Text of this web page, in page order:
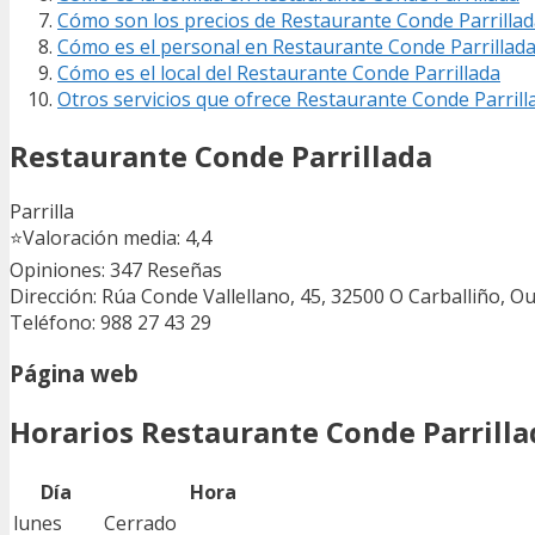
Cómo son los precios de Restaurante Conde
Cómo es el personal en Restaurante Conde Parrillada
Cómo es el local del Restaurante Conde Parrillada
Otros servicios que ofrece Restaurante Conde
Restaurante Conde Parrillada
Parrilla
⭐Valoración media: 4,4
Opiniones: 347 Reseñas
Dirección: Rúa Conde Vallellano, 45, 32500 O Carballiño,
Teléfono: 988 27 43 29
Página web
Horarios Restaurante Conde
Día
Hora
lunes
Cerrado